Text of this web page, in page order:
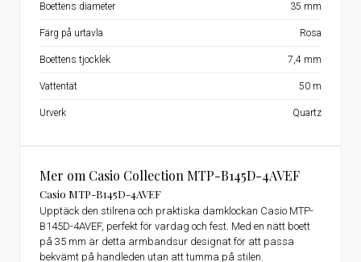
Mer om Casio Collection MTP-B145D-4AVEF
Casio MTP-B145D-4AVEF
Upptäck den stilrena och praktiska damklockan Casio MTP-
B145D-4AVEF, perfekt för vardag och fest. Med en nätt boett
på 35 mm är detta armbandsur designat för att passa
bekvämt på handleden utan att tumma på stilen.
Boettens diameter 35 mm
Färg på urtavla Rosa
Boettens tjocklek 7,4 mm
Vattentät 50 m
Urverk Quartz